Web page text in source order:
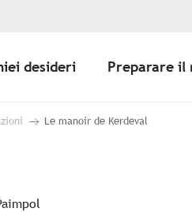
desideri Preparare il
Le manoir de Kerdeval